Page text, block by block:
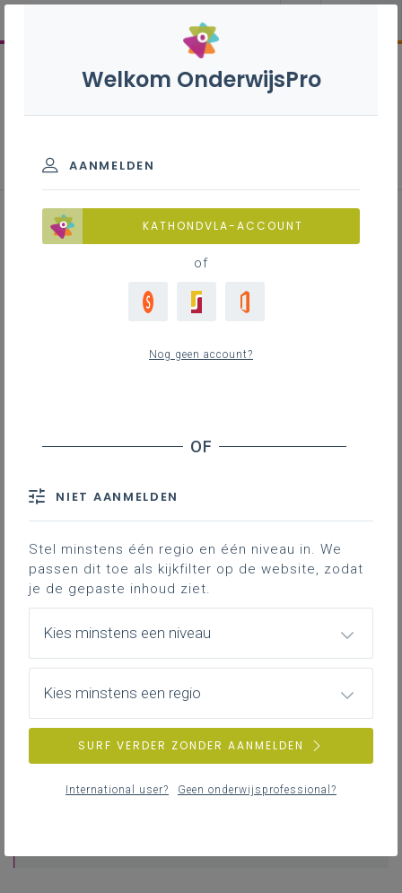
- D-finaliteit
Raadpleeg via de leerplantool of download de
Inspirerend materiaal
Ondersteuning op de klasvloer.
Achtergrond
Literatuur, onderzoek, regelgeving, websites …
Welkom OnderwijsPro
AANMELDEN
KATHONDVLA-ACCOUNT
of
Nog geen account?
NIET AANMELDEN
Stel minstens één regio en één niveau in. We
passen dit toe als kijkfilter op de website, zodat
je de gepaste inhoud ziet.
Kies minstens een niveau
Kies minstens een regio
SURF VERDER ZONDER AANMELDEN
International user? Geen onderwijsprofessional?